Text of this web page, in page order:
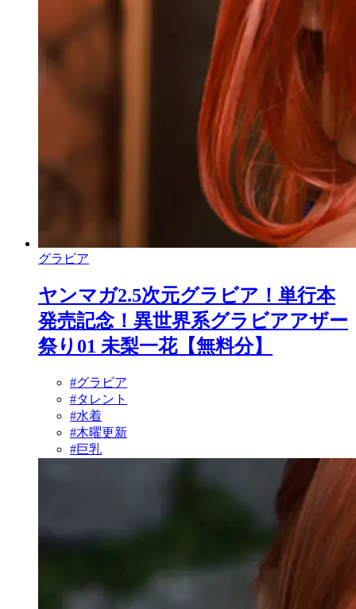
グラビア
ヤンマガ2.5次元グラビア！単行本
発売記念！異世界系グラビアアザー
祭り01 未梨一花【無料分】
#グラビア
#タレント
#水着
#木曜更新
#巨乳